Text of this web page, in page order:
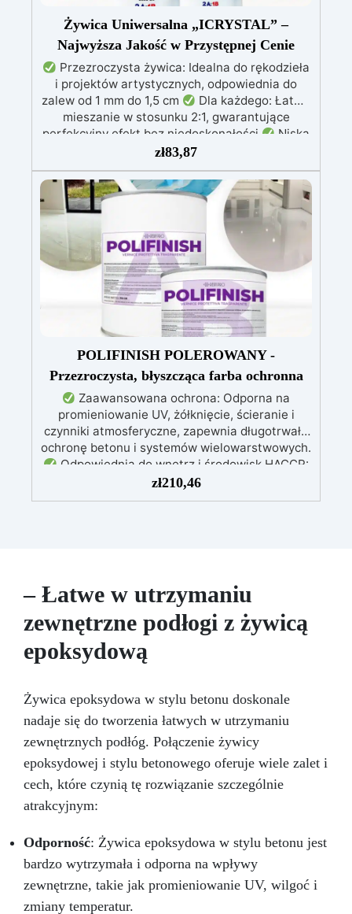
Żywica Uniwersalna „ICRYSTAL” –
Najwyższa Jakość w Przystępnej Cenie
Przezroczysta żywica: Idealna do rękodzieła
i projektów artystycznych, odpowiednia do
zalew od 1 mm do 1,5 cm
Dla każdego: Łatwe
mieszanie w stosunku 2:1, gwarantujące
perfekcyjny efekt bez niedoskonałości
Niska
lepkość: Zapewnia odlewy bez pęcherzyków,
kompatybilna z drewnem, silikonem, szkłem,
metalem i innymi materiałami
Bezpieczna po
utwardzeniu: Nietoksyczna, bezpieczna dla
skóry, wolna od BPA i rozpuszczalników (VOC
Free)
Błyszcząca i samopoziomująca: Z
filtrami UV przeciw żółknięciu dla trwałego i
lśniącego wykończenia
zł83,87
POLIFINISH POLEROWANY -
Przezroczysta, błyszcząca farba ochronna
Zaawansowana ochrona: Odporna na
promieniowanie UV, żółknięcie, ścieranie i
czynniki atmosferyczne, zapewnia długotrwałą
ochronę betonu i systemów wielowarstwowych.
Odpowiednia do wnętrz i środowisk HACCP:
Bezzapachowa formuła, idealna do
pomieszczeń zamkniętych i obszarów
bezpieczeństwa i estetyki.
Szerokie
zastosowanie: Doskonała do posadzek
przemysłowych, parkingów, ramp, magazynów i
infrastruktury, a także do powłok na
odpowiednio przygotowanej stali.
1504-2, zgodna z rozporządzeniami UE nr
305/2011 i nr 574/2014.
Łatwa aplikacja:
Można rozcieńczać zwykłą wodą.
zł210,46
– Łatwe w utrzymaniu
zewnętrzne podłogi z żywicą
epoksydową
Żywica epoksydowa w stylu betonu doskonale
nadaje się do tworzenia łatwych w utrzymaniu
zewnętrznych podłóg. Połączenie żywicy
epoksydowej i stylu betonowego oferuje wiele zalet i
cech, które czynią tę rozwiązanie szczególnie
atrakcyjnym:
Odporność: Żywica epoksydowa w stylu betonu jest
bardzo wytrzymała i odporna na wpływy
zewnętrzne, takie jak promieniowanie UV, wilgoć i
zmiany temperatur.